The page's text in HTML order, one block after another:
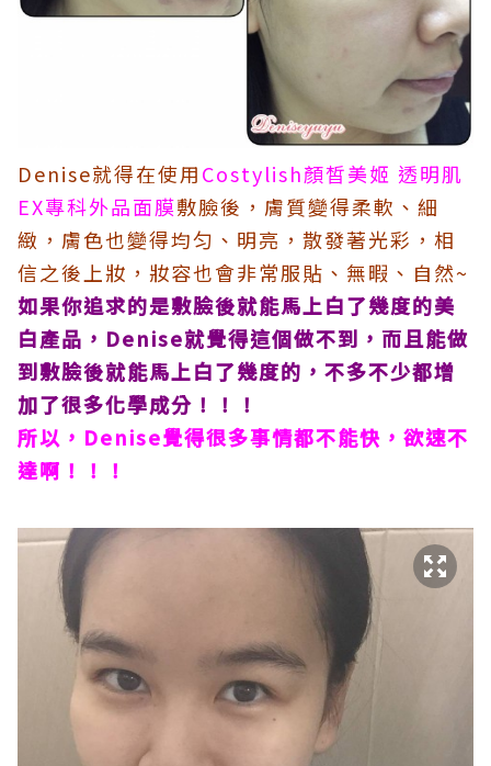
Denise就得在使用Costylish顏皙美姬 透明肌
EX專科外品面膜敷臉後，膚質變得柔軟、細
緻，膚色也變得均匀、明亮，散發著光彩，相
信之後上妝，妝容也會非常服貼、無暇、自然~
如果你追求的是敷臉後就能馬上白了幾度的美
白產品，Denise就覺得這個做不到，而且能做
到敷臉後就能馬上白了幾度的，不多不少都增
加了很多化學成分！！！
所以，Denise覺得很多事情都不能快，欲速不
達啊！！！